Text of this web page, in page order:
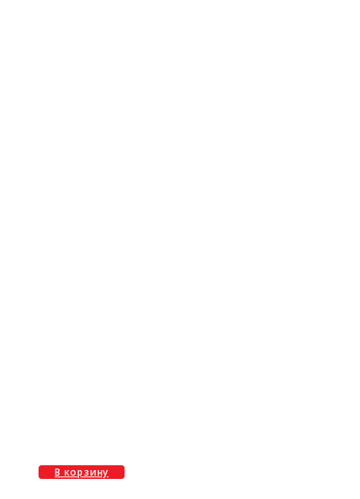
В корзину